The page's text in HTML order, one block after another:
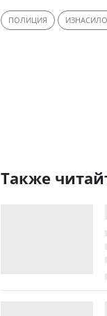
ПОЛИЦИЯ
Также